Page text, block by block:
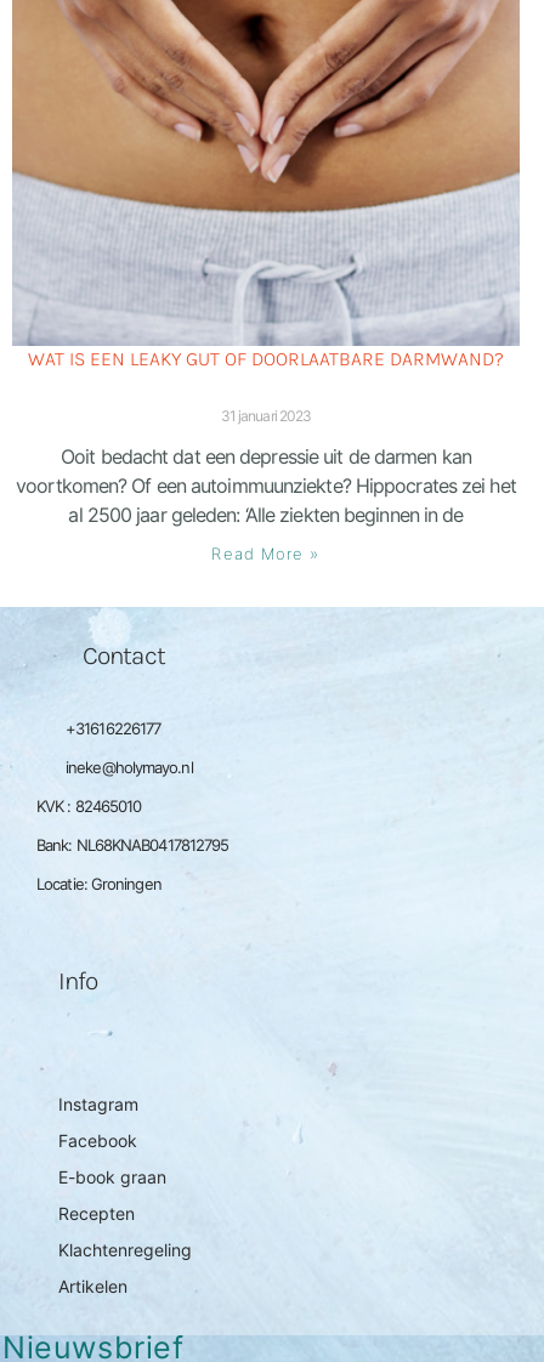
WAT IS EEN LEAKY GUT OF DOORLAATBARE DARMWAND?
31 januari 2023
Ooit bedacht dat een depressie uit de darmen kan
voortkomen? Of een autoimmuunziekte? Hippocrates zei het
al 2500 jaar geleden: ‘Alle ziekten beginnen in de
Read More »
Contact
+31616226177
ineke@holymayo.nl
KVK : 82465010
Bank: NL68KNAB0417812795
Locatie: Groningen
Info
Instagram
Facebook
E-book graan
Recepten
Klachtenregeling
Artikelen
Nieuwsbrief